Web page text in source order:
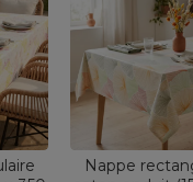
Nappe